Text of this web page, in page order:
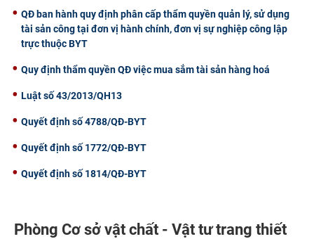
QĐ ban hành quy định phân cấp thẩm quyền quản lý, sử dụng
tài sản công tại đơn vị hành chính, đơn vị sự nghiệp công lập
trực thuộc BYT
Quy định thẩm quyền QĐ việc mua sắm tài sản hàng hoá
Luật số 43/2013/QH13
Quyết định số 4788/QĐ-BYT
Quyết định số 1772/QĐ-BYT
Quyết định số 1814/QĐ-BYT
Phòng Cơ sở vật chất - Vật tư trang thiết